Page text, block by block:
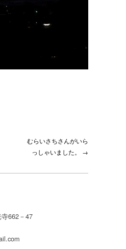
むらいさちさんがいら
っしゃいました。 →
662－47